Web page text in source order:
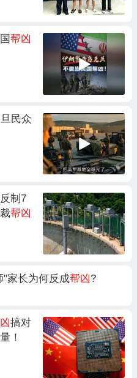
帮凶
民众
制7
帮凶
"家长为何反成帮凶?
搞对
！